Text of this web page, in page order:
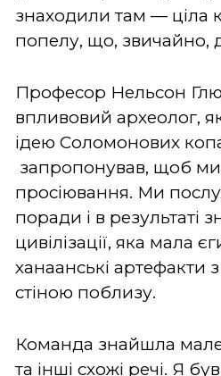
знаходили там — ціла
попелу, що, звичайно,
Професор Нельсон
впливовий археолог,
ідею Соломонових
запропонував, щоб
просіювання. Ми
поради і в результаті
цивілізації, яка мала
ханаанські
стіною поблизу.
Команда знайшла
та інші схожі речі. Я